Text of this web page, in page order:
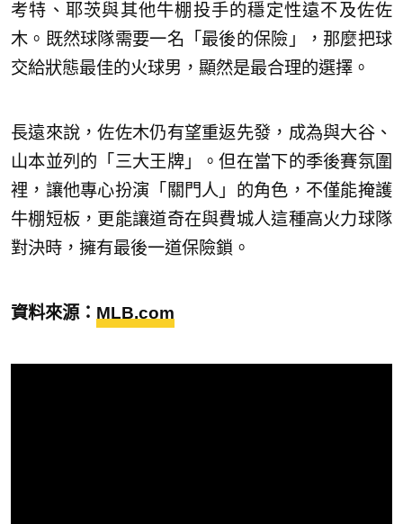
考特、耶茨與其他牛棚投手的穩定性遠不及佐佐
木。既然球隊需要一名「最後的保險」，那麼把球
交給狀態最佳的火球男，顯然是最合理的選擇。
長遠來說，佐佐木仍有望重返先發，成為與大谷、
山本並列的「三大王牌」。但在當下的季後賽氛圍
裡，讓他專心扮演「關門人」的角色，不僅能掩護
牛棚短板，更能讓道奇在與費城人這種高火力球隊
對決時，擁有最後一道保險鎖。
資料來源： MLB.com